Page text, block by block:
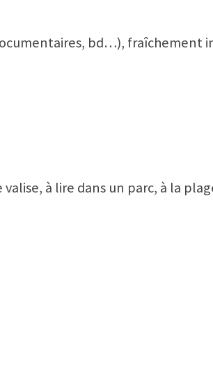
bd…), fraîchement
à lire dans un parc, à la